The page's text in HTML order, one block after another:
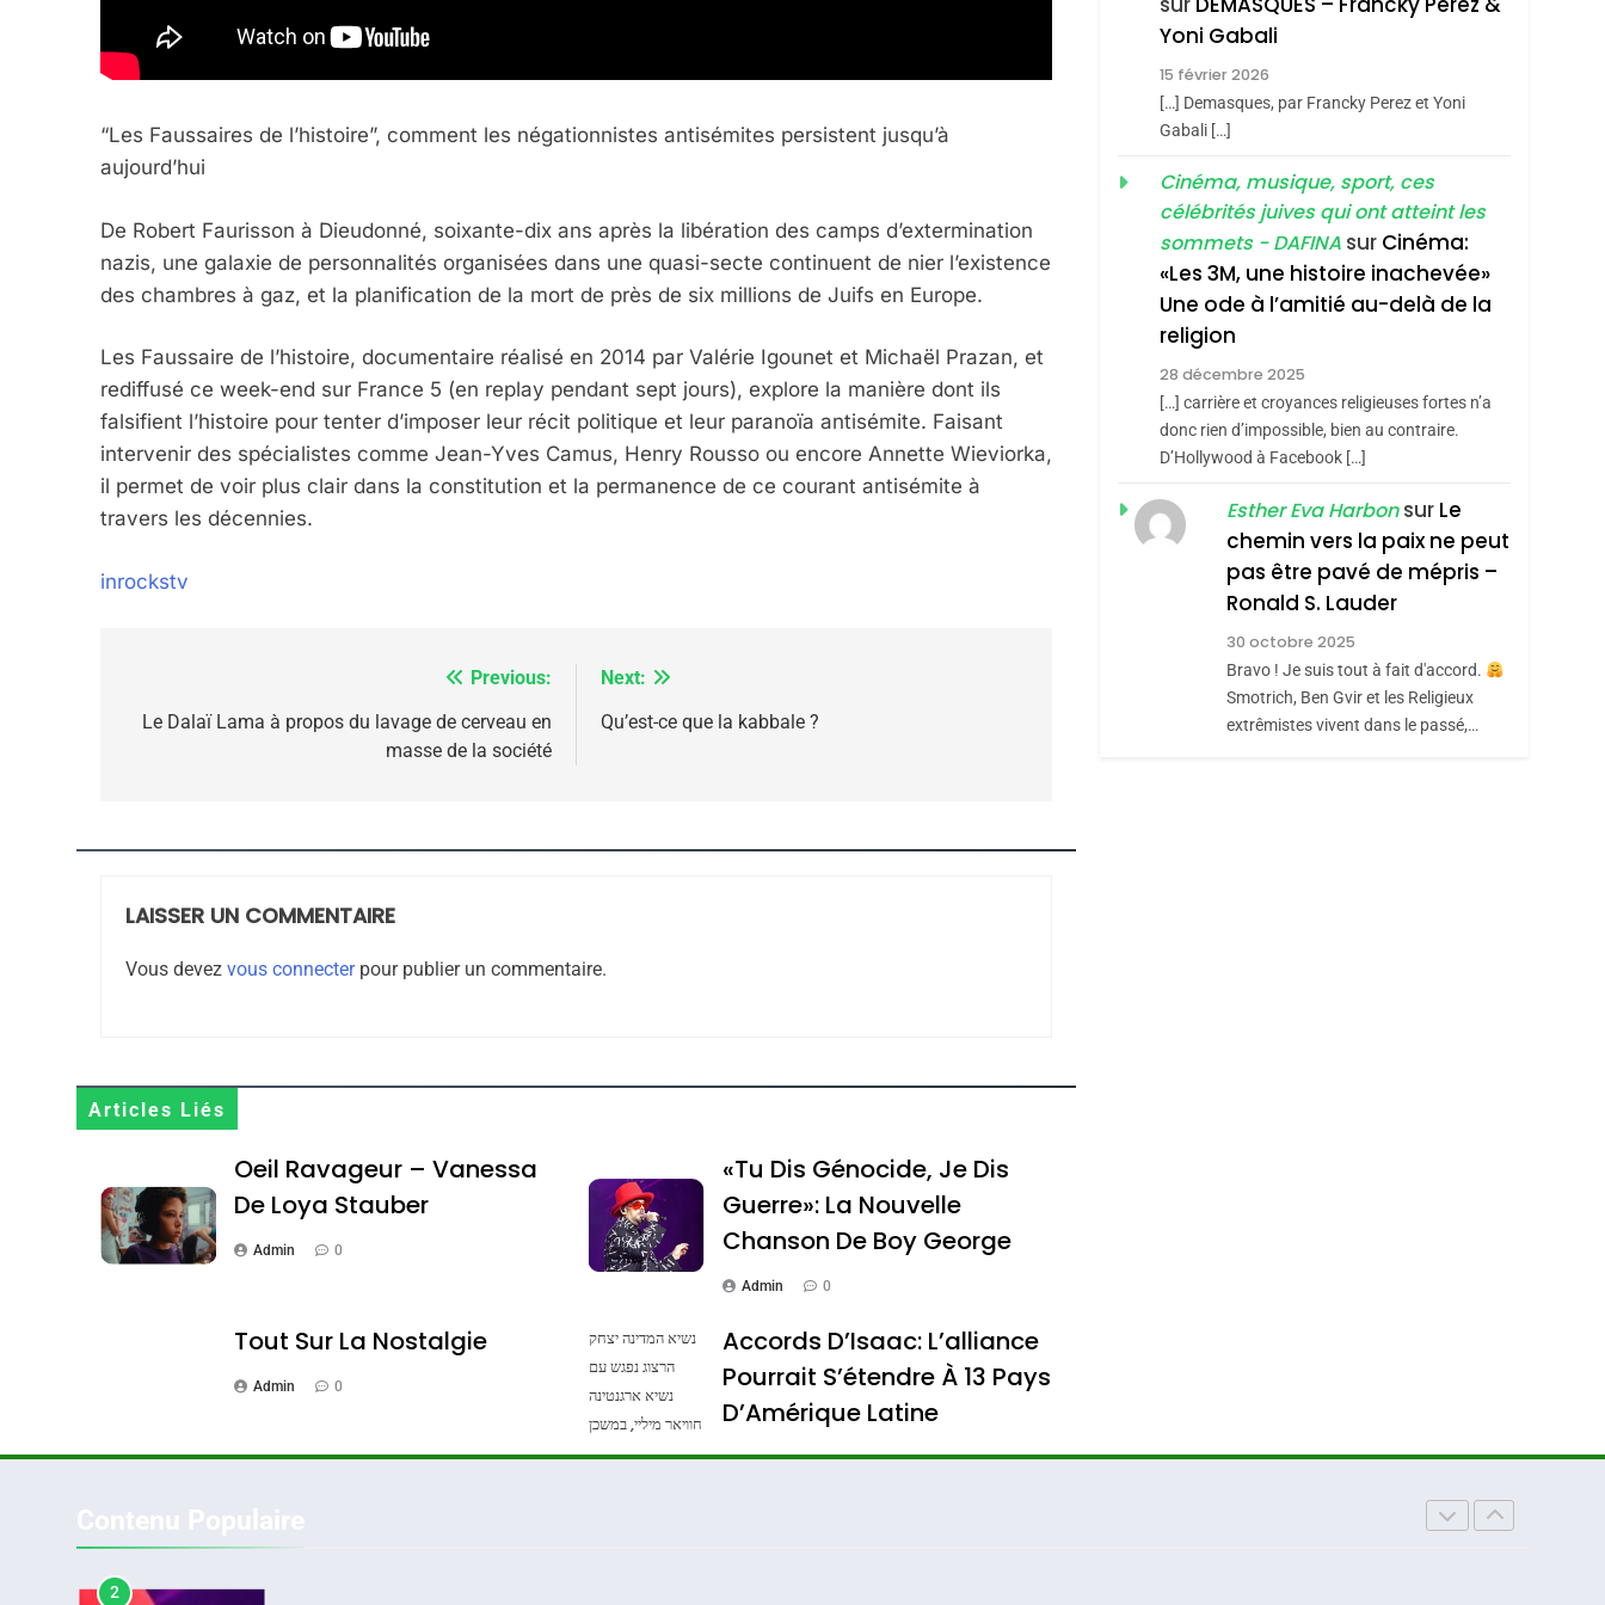
“Les Faussaires de l’histoire”, comment les négationnistes antisémites persistent jusqu’à
aujourd’hui
De Robert Faurisson à Dieudonné, soixante-dix ans après la libération des camps d’extermination
nazis, une galaxie de personnalités organisées dans une quasi-secte continuent de nier l’existence
des chambres à gaz, et la planification de la mort de près de six millions de Juifs en Europe.
Les Faussaire de l’histoire, documentaire réalisé en 2014 par Valérie Igounet et Michaël Prazan, et
rediffusé ce week-end sur France 5 (en replay pendant sept jours), explore la manière dont ils
falsifient l’histoire pour tenter d’imposer leur récit politique et leur paranoïa antisémite. Faisant
intervenir des spécialistes comme Jean-Yves Camus, Henry Rousso ou encore Annette Wieviorka,
il permet de voir plus clair dans la constitution et la permanence de ce courant antisémite à
travers les décennies.
inrockstv
de
Previous:
Le Dalaï Lama à propos du lavage de cerveau en
masse de la société
Next:
Qu’est-ce que la kabbale ?
LAISSER UN COMMENTAIRE
Vous devez vous connecterpour publier un commentaire.
Articles Liés
Oeil Ravageur – Vanessa
De Loya Stauber
Admin 0
«Tu Dis Génocide, Je Dis
Guerre»: La Nouvelle
Chanson De Boy George
Admin 0
Tout Sur La Nostalgie
Admin 0
נשיא המדינה יצחק
הרצוג נפגש עם
נשיא ארגנטינה
חוויאר מיליי, במשכן
הנשיא בירושלים.
Accords D’Isaac: L’alliance
Pourrait S’étendre À 13 Pays
D’Amérique Latine
Admin 0
4
Accords D’Isaac:
S’étendre À 13 Pays
2025, L’année La Plus
Meurtrière Selon Le
Rapport D’ADL
Contre
FRANCE ISRAÉL
6
RÉSILIENTE :
POURQUOI JE
REVENDIQUE MA
JUDAÏTE Par Thérèse
Zrihen-Dvir
ISRAÉL JUDAISME
CE QUI NOUS
MANQUE – Jacques
Hadida
JUDAISME
Maroc : Les Amandes
De Tafraout, Le Miel
De Tadla Azilal
Consacrés Produits
Du Terroir
DAFINA MAROC
Yoni Gabali
15 février 2026
[…] Demasques, par Francky Perez et Yoni
Gabali […]
Cinéma, musique, sport, ces
célébrités juives qui ont atteint les
sommets - DAFINA sur Cinéma:
«Les 3M, une histoire inachevée»
Une ode à l’amitié au-delà de la
religion
28 décembre 2025
[…] carrière et croyances religieuses fortes n’a
donc rien d’impossible, bien au contraire.
D’Hollywood à Facebook […]
Esther Eva Harbonsur Le
chemin vers la paix ne peut
pas être pavé de mépris –
Ronald S. Lauder
30 octobre 2025
Bravo ! Je suis tout à fait d'accord.
Smotrich, Ben Gvir et les Religieux
extrêmistes vivent dans le passé,…
FIÈRE, DIGNE ET RÉSILIENTE : POURQUOI JE REVENDIQUE MA JUDAÏTE Par Thérèse Zrihen-
Dvir
7
CE QUI NOUS MANQUE – Jacques Hadida
JUDAISME
Maroc : Les Amandes De Tafraout, Le Miel De Tadla Azilal Consacrés Produits Du
Oeil Ravageur – Vanessa De Loya Stauber
2
«Tu Dis Génocide, Je Dis Guerre»: La Nouvelle Chanson De Boy George
3